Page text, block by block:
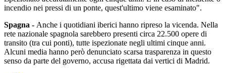
incendio nei pressi di un ponte, quest'ultimo viene esaminato".
Spagna - Anche i quotidiani iberici hanno ripreso la vicenda. Nella
rete nazionale spagnola sarebbero presenti circa 22.500 opere di
transito (tra cui ponti), tutte ispezionate negli ultimi cinque anni.
Alcuni media hanno però denunciato scarsa trasparenza in questo
senso da parte del governo, accusa rigettata dai vertici di Madrid.